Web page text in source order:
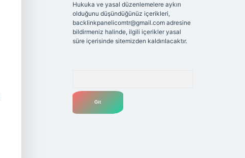
Hukuka ve yasal düzenlemelere aykırı
olduğunu düşündüğünüz içerikleri,
backlinkpanelicomtr@gmail.comadresine
bildirmeniz halinde, ilgili içerikler yasal
süre içerisinde sitemizden kaldırılacaktır.